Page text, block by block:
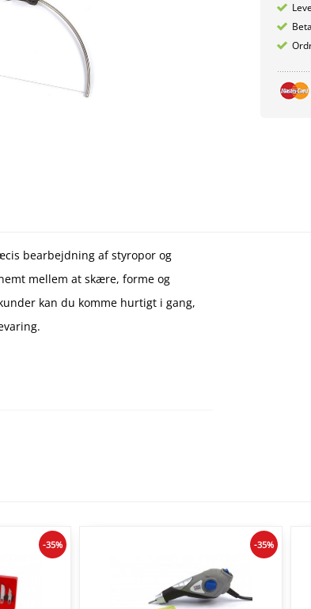
bearbejdning af styropor og
mellem at skære, forme og
kan du komme hurtigt i gang,
-35% -35%